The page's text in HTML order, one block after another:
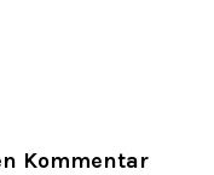
Kommentar